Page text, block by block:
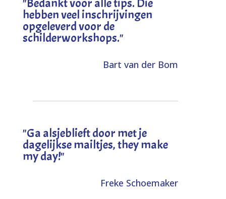
hebben veel inschrijvingen
opgeleverd voor de
schilderworkshops."
Bart van der Bom
"Ga alsjeblieft door met je
dagelijkse mailtjes, they make
my day!"
Freke Schoemaker